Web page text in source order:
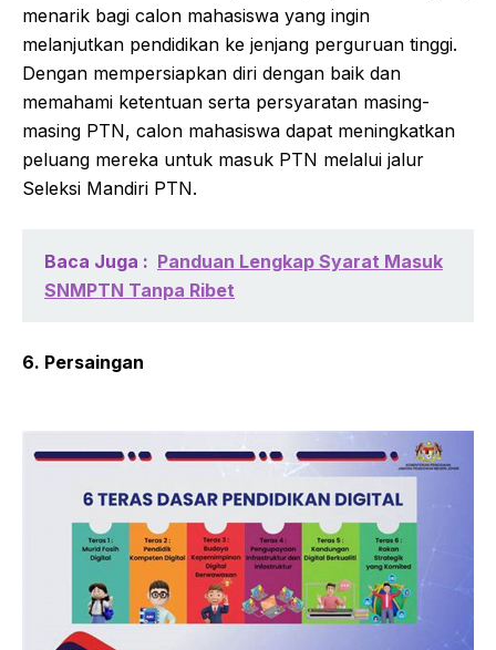
menarik bagi calon mahasiswa yang ingin
melanjutkan pendidikan ke jenjang perguruan tinggi.
Dengan mempersiapkan diri dengan baik dan
memahami ketentuan serta persyaratan masing-
masing PTN, calon mahasiswa dapat meningkatkan
peluang mereka untuk masuk PTN melalui jalur
Seleksi Mandiri PTN.
Baca Juga : Panduan Lengkap Syarat Masuk
SNMPTN Tanpa Ribet
6. Persaingan